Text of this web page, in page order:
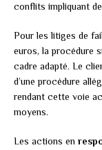
conflits impliquant
Pour les litiges de
euros, la procédure
cadre adapté. Le
d’une procédure
rendant cette voie
moyens.
Les actions en